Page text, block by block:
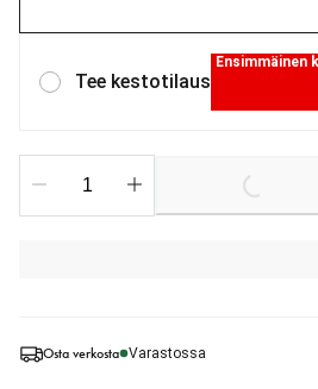
Osta verkosta Varastossa
Tee kestotilaus
Ensimmäinen